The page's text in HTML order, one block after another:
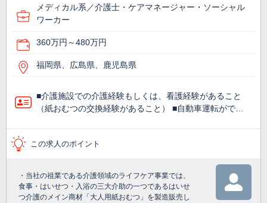
メディカル系／介護士・ケアマネージャー・ソーシャル
ワーカー
360万円～480万円
福岡県、広島県、鹿児島県
■介護施設での介護経験もしくは、看護経験があること
（紙おむつの交換経験があること） ■自動車運転がで…
この求人のポイント
・当社の祖業である介護領域のライフケア事業では、
食事・はいせつ・入浴の三大介助の一つであるはいせ
つ介護のメイン商材「大人用紙おむつ」を製造販売し